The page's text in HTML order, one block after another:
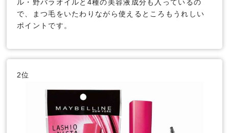
ル・野バラオイルと4種の美容液成分も入っているの
で、まつ毛をいたわりながら使えるところもうれしい
ポイントです。
2位